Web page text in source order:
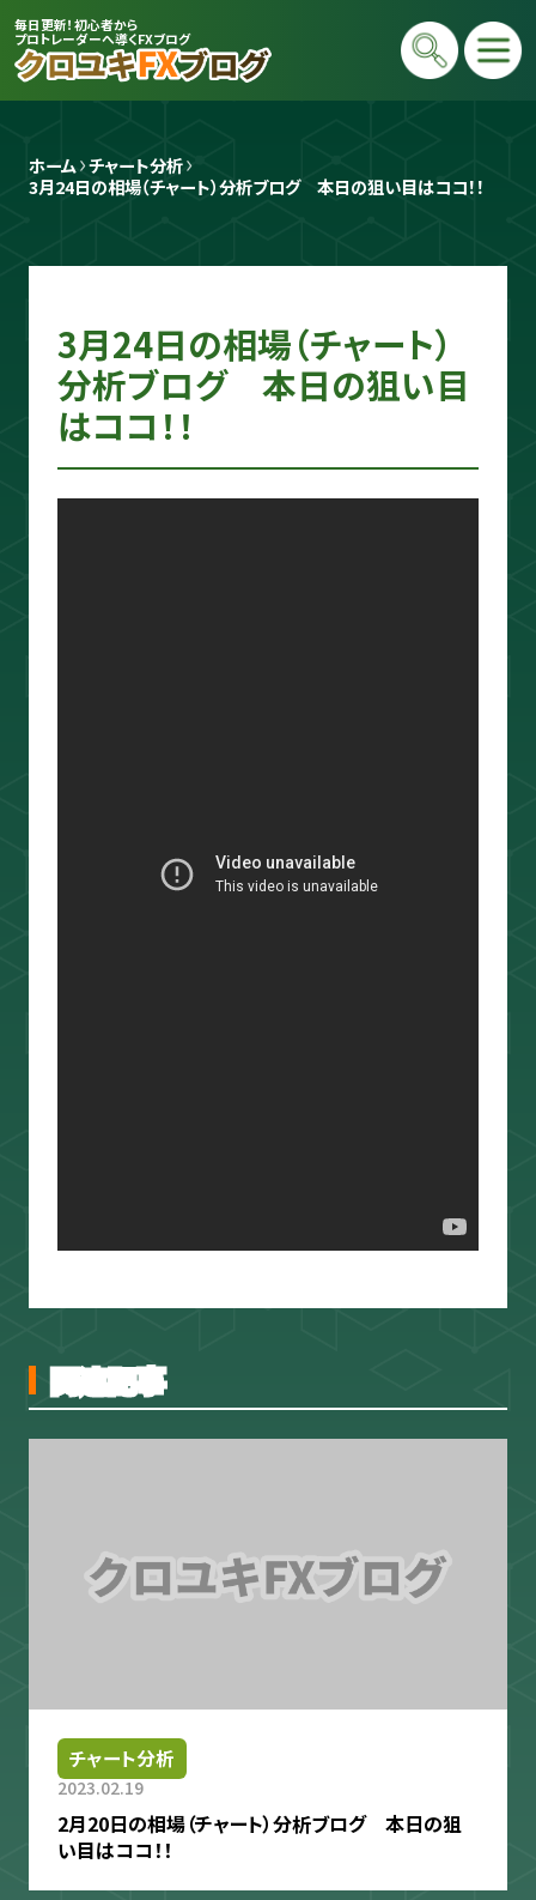
毎日更新！初心者から
プロトレーダーへ導くFXブログ
プロトレーダー
クロユキ
2020年にFXを開始し億トレ達成📈 現在
は毎日LIVEで初心者向けに「勝てる考え
方」と手法を解説。商材は一切販売せず、Y
相場分析
ホーム チャート分析
3月24日の相場（チャート）分析ブログ　本日の狙い目はココ！！
3月24日の相場（チャート）
分析ブログ 本日の狙い目
はココ！！
関連記事
チャート分析
2023.02.19
2月20日の相場（チャート）分析ブログ 本日の狙
い目はココ！！